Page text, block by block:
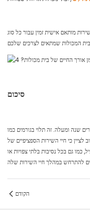
מותאם אישית זמין עבור כל סוג
סיכום
שנה ומעלה. זה תלוי בגורמים כמו
לציין כי חיי השירות הספציפיים של
כמו גם בכל נסיבות בלתי צפויות או
הקודם